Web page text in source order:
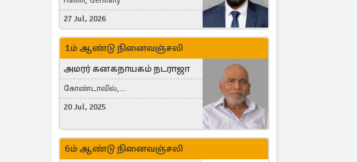
27 Jul, 2026
1ம் ஆண்டு நினைவஞ்சலி
அமரர் கனகநாயகம் நடராஜா
கோண்டாவில்,
புன்னாலைக்கட்டுவன், சவுதி
Germany, Brampton, Canada
20 Jul, 2025
6ம் ஆண்டு நினைவஞ்சலி